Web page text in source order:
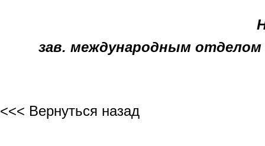
зав. международным
<<< Вернуться назад